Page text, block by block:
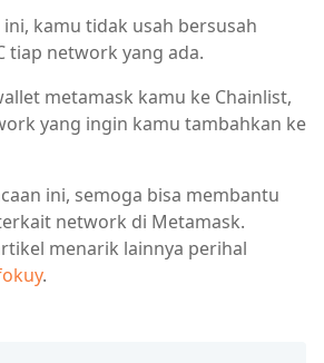
kamu tidak usah bersusah
tiap network yang ada.
metamask kamu ke Chainlist,
yang ingin kamu tambahkan ke
ini, semoga bisa membantu
network di Metamask.
menarik lainnya perihal
.